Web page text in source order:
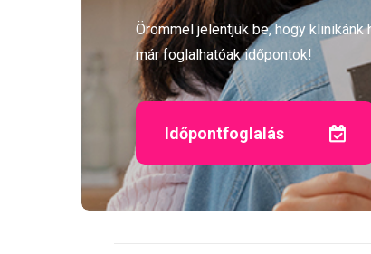
Örömmel jelentjük be, hogy
már foglalhatóak időpontok!
Időpontfoglalás